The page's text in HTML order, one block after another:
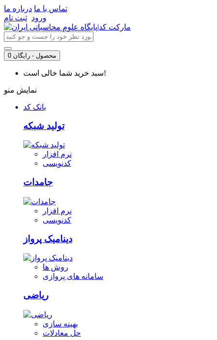
تماس با ما درباره ما
ورود ثبت نام
0 محصول - رایگان
سبد خرید شما خالی است!
نمایش منو
بانک کد
تولید شبکه
نرم افزار
کدنویسی
جامدات
نرم افزار
کدنویسی
دینامیک پرواز
روش ها
سامانه های پروازی
ریاضی
بهینه سازی
حل معادلات